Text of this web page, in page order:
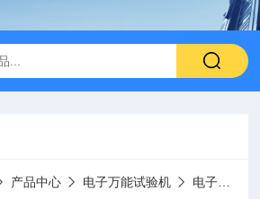
产品中心 电子万能试验机 电子拉力试验机